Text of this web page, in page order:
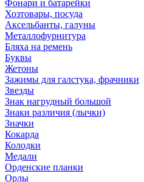
Фонари и батарейки
Хозтовары, посуда
Аксельбанты, галуны
Металлофурнитура
Бляха на ремень
Буквы
Жетоны
Зажимы для галстука, фрачники
Звезды
Знак нагрудный большой
Знаки различия (лычки)
Значки
Кокарда
Колодки
Медали
Орденские планки
Орлы